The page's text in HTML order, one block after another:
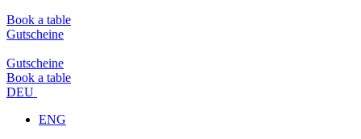
Book a table
Gutscheine
Gutscheine
Book a table
DEU
ENG